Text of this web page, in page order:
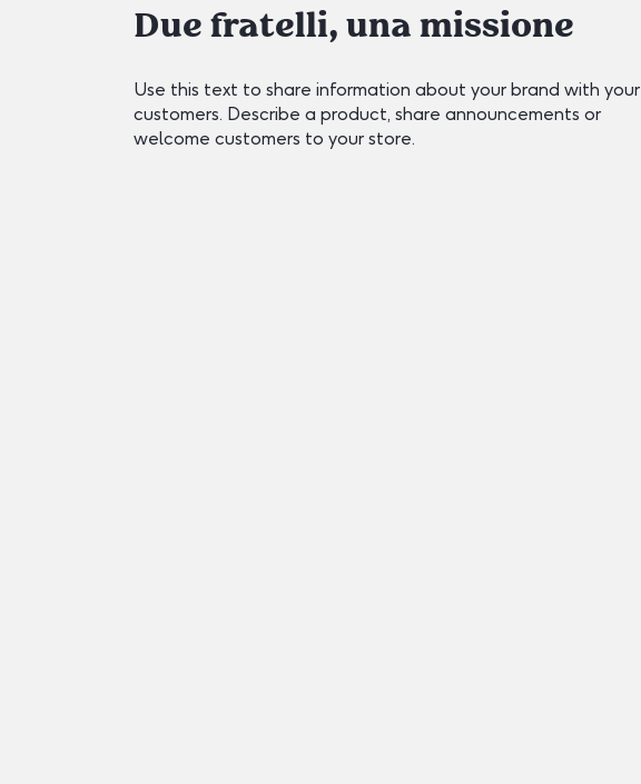
Due fratelli, una missione
Use this text to share information about your brand with your
customers. Describe a product, share announcements or
welcome customers to your store.